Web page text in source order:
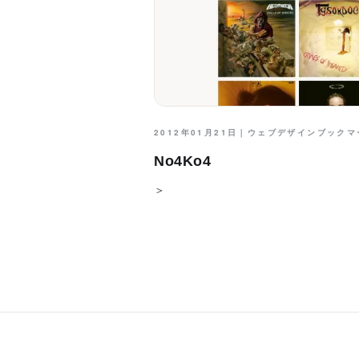
2012年01月21日｜ ウェブデザインブックマ
No4Ko4
＞